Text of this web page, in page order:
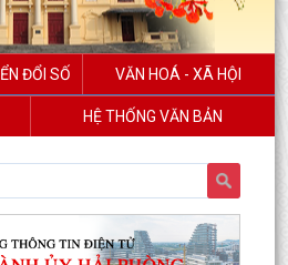
ĐỔI SỐ VĂN HOÁ - XÃ HỘI
HỆ THỐNG VĂN BẢN